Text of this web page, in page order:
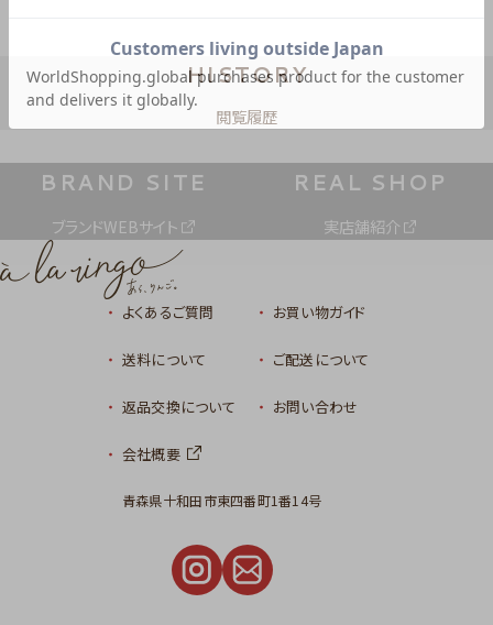
HISTORY
閲覧履歴
BRAND SITE
ブランドWEBサイト
REAL SHOP
実店舗紹介
よくあるご質問 お買い物ガイド
送料について ご配送について
返品交換について お問い合わせ
会社概要
青森県十和田市東四番町1番14号